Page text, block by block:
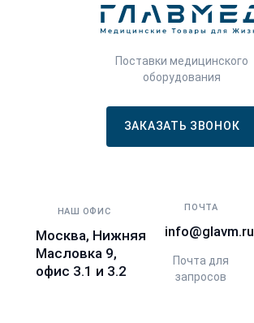
Поставки медицинского
оборудования
ЗАКАЗАТЬ ЗВОНОК
НАШ ОФИС
Москва, Нижняя
Масловка 9,
офис 3.1 и 3.2
ПОЧТА
info@glavm.ru
Почта для
запросов